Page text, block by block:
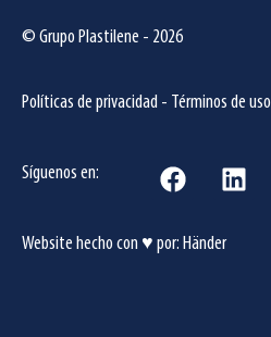
© Grupo Plastilene - 2026
Políticas de privacidad - Términos de uso
Síguenos en:
Website hecho con ♥ por: Händer